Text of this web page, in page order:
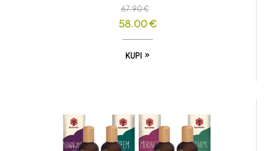
67.90€
58.00€
KUPI